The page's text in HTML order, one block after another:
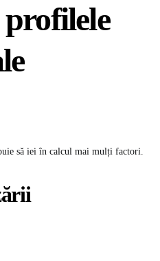
să iei în calcul mai mulți factori.